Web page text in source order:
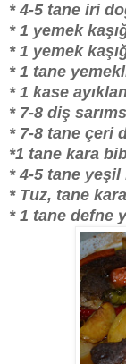
* 4-5 tane iri
* 1 yemek
* 1 yemek
* 1 tane
* 1 kase
* 7-8 diş
* 7-8 tane çeri
*1 tane kara
* 4-5 tane yeşil
* Tuz, tane
* 1 tane defne